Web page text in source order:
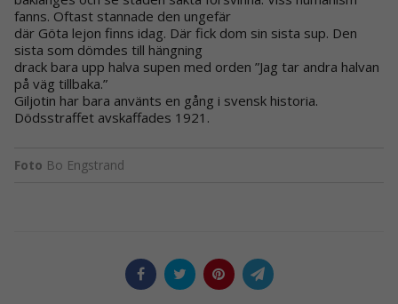
fanns. Oftast stannade den ungefär
där Göta lejon finns idag. Där fick dom sin sista sup. Den
sista som dömdes till hängning
drack bara upp halva supen med orden ”Jag tar andra halvan
på väg tillbaka.”
Giljotin har bara använts en gång i svensk historia.
Dödsstraffet avskaffades 1921.
Foto Bo Engstrand